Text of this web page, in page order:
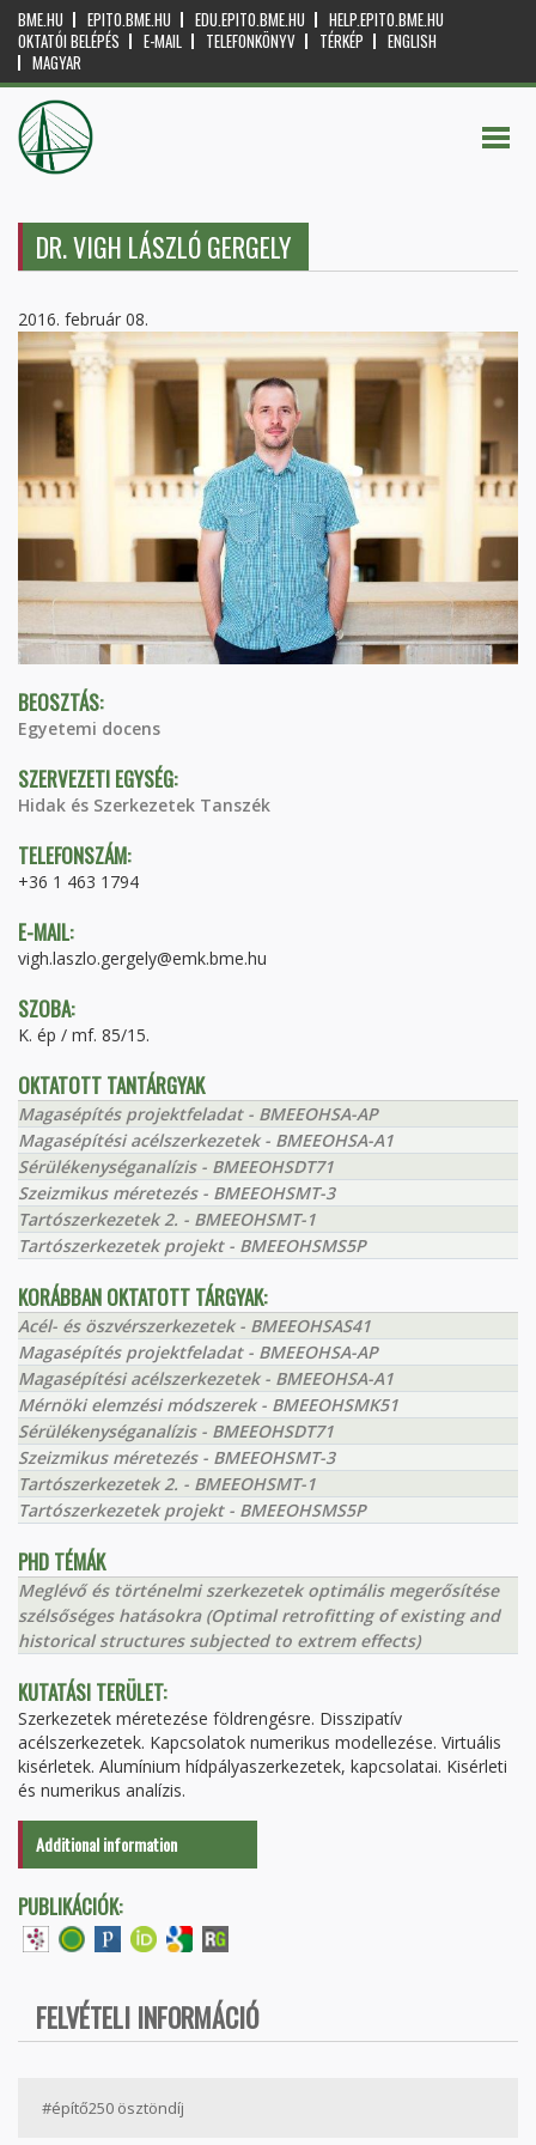
BME.HU EPITO.BME.HU EDU.EPITO.BME.HU
HELP.EPITO.BME.HU
OKTATÓI BELÉPÉS
E-MAIL TELEFONKÖNYV TÉRKÉP
ENGLISH
MAGYAR
DR. VIGH LÁSZLÓ GERGELY
2016. február 08.
BEOSZTÁS:
Egyetemi docens
SZERVEZETI EGYSÉG:
Hidak és Szerkezetek Tanszék
TELEFONSZÁM:
+36 1 463 1794
E-MAIL:
vigh.laszlo.gergely@emk.bme.hu
SZOBA:
K. ép / mf. 85/15.
OKTATOTT TANTÁRGYAK
Magasépítés projektfeladat - BMEEOHSA-AP
Magasépítési acélszerkezetek - BMEEOHSA-A1
Sérülékenységanalízis - BMEEOHSDT71
Szeizmikus méretezés - BMEEOHSMT-3
Tartószerkezetek 2. - BMEEOHSMT-1
Tartószerkezetek projekt - BMEEOHSMS5P
KORÁBBAN OKTATOTT TÁRGYAK:
Acél- és öszvérszerkezetek - BMEEOHSAS41
Magasépítés projektfeladat - BMEEOHSA-AP
Magasépítési acélszerkezetek - BMEEOHSA-A1
Mérnöki elemzési módszerek - BMEEOHSMK51
Sérülékenységanalízis - BMEEOHSDT71
Szeizmikus méretezés - BMEEOHSMT-3
Tartószerkezetek 2. - BMEEOHSMT-1
Tartószerkezetek projekt - BMEEOHSMS5P
PHD TÉMÁK
Meglévő és történelmi szerkezetek optimális megerősítése
szélsőséges hatásokra (Optimal retrofitting of existing and
historical structures subjected to extrem effects)
KUTATÁSI TERÜLET:
Szerkezetek méretezése földrengésre. Disszipatív
acélszerkezetek. Kapcsolatok numerikus modellezése. Virtuális
kisérletek. Alumínium hídpályaszerkezetek, kapcsolatai. Kisérleti
és numerikus analízis.
Additional information
PUBLIKÁCIÓK:
FELVÉTELI INFORMÁCIÓ
#építő250 ösztöndíj